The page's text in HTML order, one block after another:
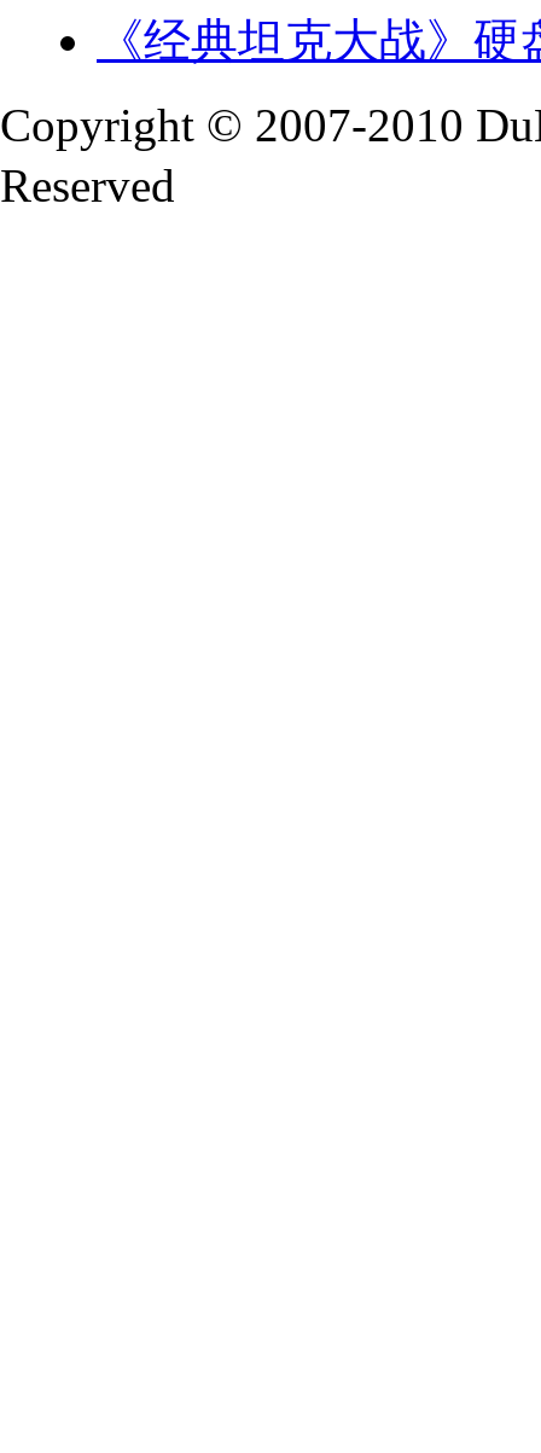
《经典坦克大战》硬
Copyright © 2007-2010
Reserved